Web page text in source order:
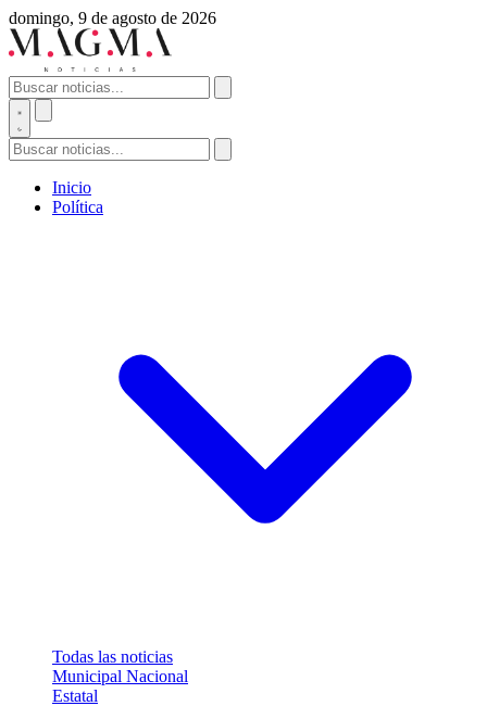
domingo, 9 de agosto de 2026
Inicio
Política
Todas las noticias
Municipal Nacional
Estatal